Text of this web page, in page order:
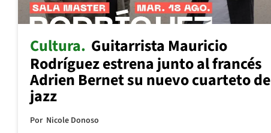
Cultura Guitarrista Mauricio
Rodríguez estrena junto al francés
Adrien Bernet su nuevo cuarteto de
jazz
Por Nicole Donoso